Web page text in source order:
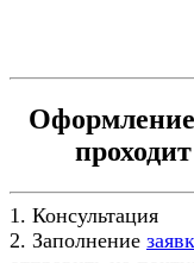
Оформление
1. Консультация
2. Заполнение